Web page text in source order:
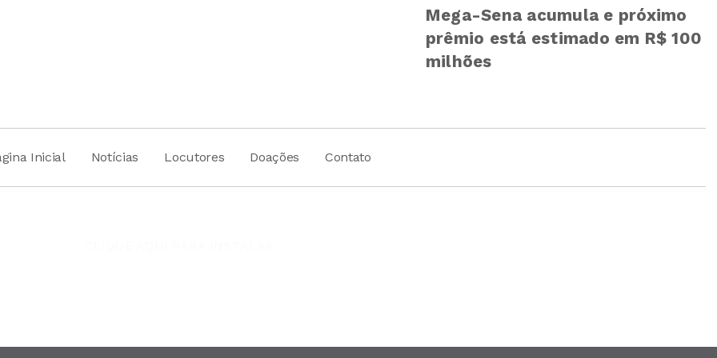
Mega-Sena acumula e próximo
prêmio está estimado em R$ 100
milhões
Inicial Notícias Locutores Doações Contato